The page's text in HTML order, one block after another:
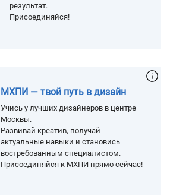
результат.
Присоединяйся!
МХПИ — твой путь в дизайн
Учись у лучших дизайнеров в центре
Москвы.
Развивай креатив, получай
актуальные навыки и становись
востребованным специалистом.
Присоединяйся к МХПИ прямо сейчас!